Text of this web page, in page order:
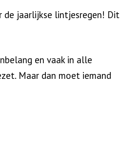
de jaarlijkse lintjesregen! Dit
en vaak in alle
Maar dan moet iemand